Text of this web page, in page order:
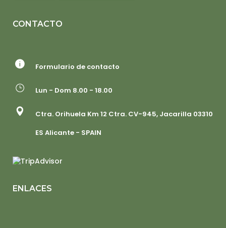
CONTACTO
Formulario de contacto
Lun - Dom 8.00 - 18.00
Ctra. Orihuela Km 12 Ctra. CV-945, Jacarilla 03310
ES Alicante - SPAIN
ENLACES